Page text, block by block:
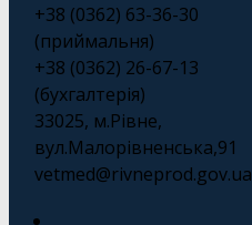
+38 (0362) 63-36-30
(приймальня)
+38 (0362) 26-67-13
(бухгалтерія)
33025, м.Рівне,
вул.Малорівненська,91
vetmed@rivneprod.gov.ua